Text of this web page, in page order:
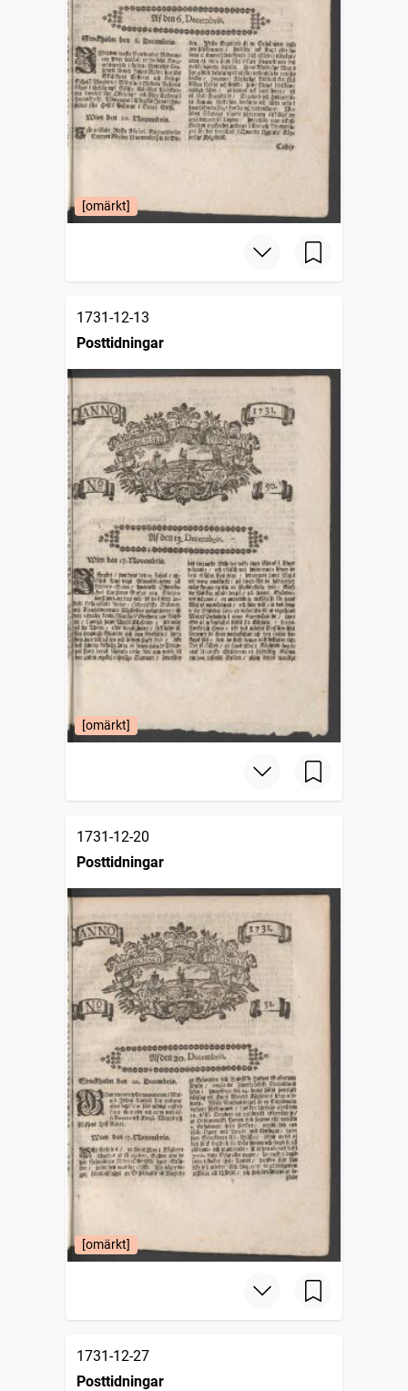
[omärkt]
1731-12-13
Posttidningar
[omärkt]
1731-12-20
Posttidningar
[omärkt]
1731-12-27
Posttidningar